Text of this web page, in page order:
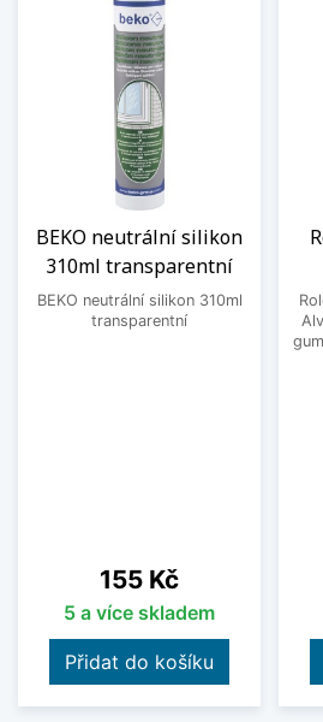
BEKO neutrální silikon
310ml transparentní
BEKO neutrální silikon 310ml
transparentní
Cena
155 Kč
5 a více skladem
Přidat do košíku